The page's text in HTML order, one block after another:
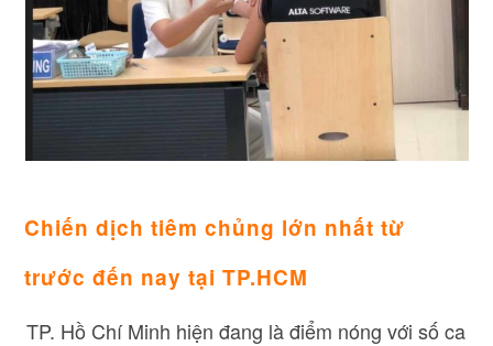
Chiến dịch tiêm chủng lớn nhất từ
trước đến nay tại TP.HCM
TP. Hồ Chí Minh hiện đang là điểm nóng với số ca